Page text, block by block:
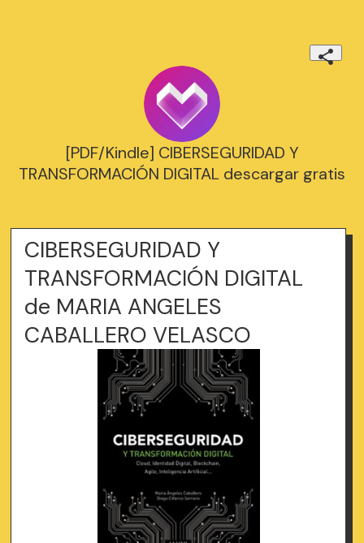
[PDF/Kindle] CIBERSEGURIDAD Y
TRANSFORMACIÓN DIGITAL descargar gratis
CIBERSEGURIDAD Y
TRANSFORMACIÓN DIGITAL
de MARIA ANGELES
CABALLERO VELASCO